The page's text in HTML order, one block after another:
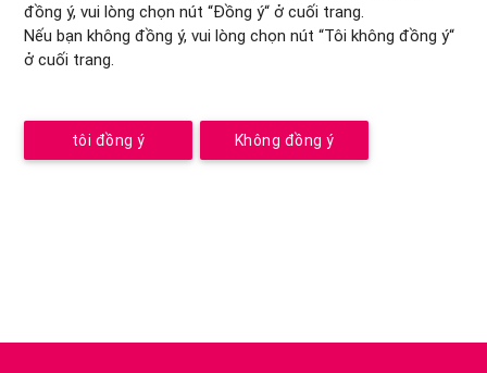
đồng ý, vui lòng chọn nút “Đồng ý“ ở cuối trang.
Nếu bạn không đồng ý, vui lòng chọn nút “Tôi không đồng ý“
ở cuối trang.
tôi đồng ý Không đồng ý